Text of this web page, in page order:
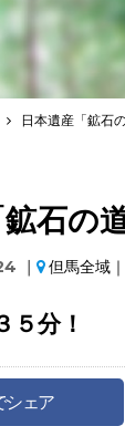
日本遺産「鉱石
鉱石の
｜ 但馬全域｜
５分！
シェア